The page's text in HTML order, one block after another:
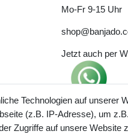
Mo-Fr 9-15 Uhr
Jetzt auch per
Preisangaben
zzgl. Service-
Technologien auf unserer
(z.B. IP-Adresse), um
Zugriffe auf unsere